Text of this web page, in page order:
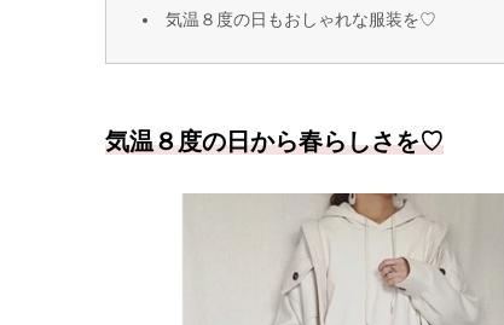
気温８度の日もおしゃれな服装を♡
気温８度の日から春らしさを♡